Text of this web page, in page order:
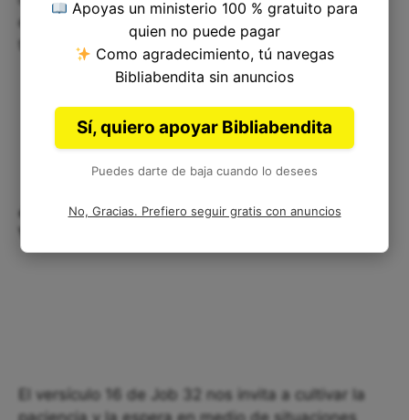
emocional importante en momentos de dolor y
tristeza.
¿Cómo podemos aplicar este
versículo en nuestra vida?
El versículo 16 de Job 32 nos invita a cultivar la
Apoyas un ministerio 100 % gratuito para
quien no puede pagar
Como agradecimiento, tú navegas
Bibliabendita sin anuncios
Sí, quiero apoyar Bibliabendita
Puedes darte de baja cuando lo desees
No, Gracias. Prefiero seguir gratis con anuncios